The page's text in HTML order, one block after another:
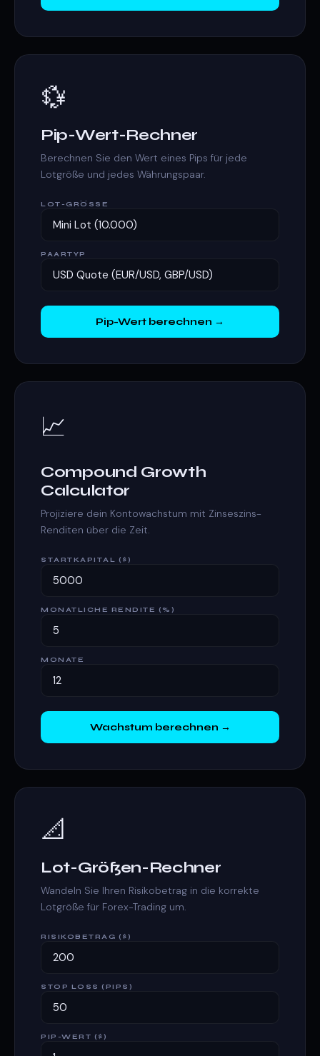
💱
Pip-Wert-Rechner
Berechnen Sie den Wert eines Pips für jede
Lotgröße und jedes Währungspaar.
LOT-GRÖSSE
PAARTYP
Pip-Wert berechnen →
📈
Compound Growth
Calculator
Projiziere dein Kontowachstum mit Zinseszins-
Renditen über die Zeit.
STARTKAPITAL ($)
MONATLICHE RENDITE (%)
MONATE
Wachstum berechnen →
📐
Lot-Größen-Rechner
Wandeln Sie Ihren Risikobetrag in die korrekte
Lotgröße für Forex-Trading um.
RISIKOBETRAG ($)
STOP LOSS (PIPS)
PIP-WERT ($)